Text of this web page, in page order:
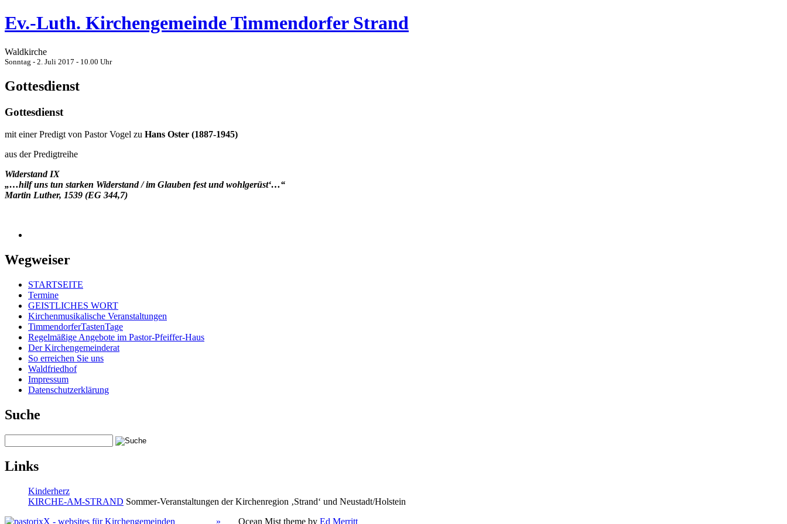
Ev.-Luth. Kirchengemeinde Timmendorfer Strand
Waldkirche
Sonntag - 2. Juli 2017 - 10.00 Uhr
Gottesdienst
Gottesdienst
mit einer Predigt von Pastor Vogel zu Hans Oster (1887-1945)
aus der Predigtreihe
Widerstand IX
„…hilf uns tun starken Widerstand / im Glauben fest und wohlgerüst‘…“
Martin Luther, 1539 (EG 344,7)
Wegweiser
STARTSEITE
Termine
GEISTLICHES WORT
Kirchenmusikalische Veranstaltungen
TimmendorferTastenTage
Regelmäßige Angebote im Pastor-Pfeiffer-Haus
Der Kirchengemeinderat
So erreichen Sie uns
Waldfriedhof
Impressum
Datenschutzerklärung
Suche
Links
Kinderherz
KIRCHE-AM-STRAND Sommer-Veranstaltungen der Kirchenregion ‚Strand‘ und Neustadt/Holstein
»
Ocean Mist theme by Ed Merritt